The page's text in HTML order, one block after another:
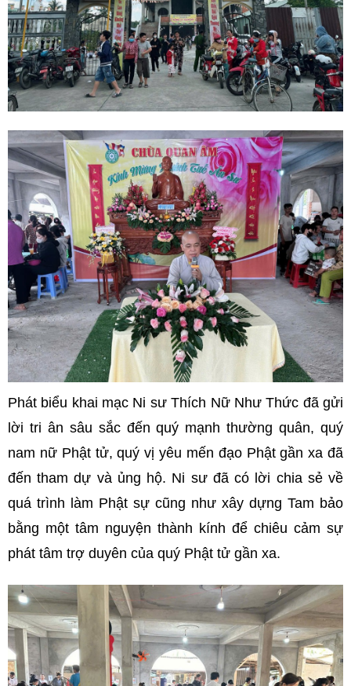
Phát biểu khai mạc Ni sư Thích Nữ Như Thức đã gửi
lời tri ân sâu sắc đến quý mạnh thường quân, quý
nam nữ Phật tử, quý vị yêu mến đạo Phật gần xa đã
đến tham dự và ủng hộ. Ni sư đã có lời chia sẻ về
quá trình làm Phật sự cũng như xây dựng Tam bảo
bằng một tâm nguyện thành kính để chiêu cảm sự
phát tâm trợ duyên của quý Phật tử gần xa.